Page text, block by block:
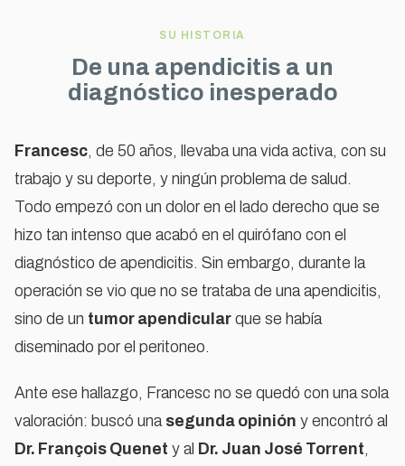
Para ver este vídeo acepta las cookies de
ACEPTAR COOKIES
SU HISTORIA
De una apendicitis a un
diagnóstico inesperado
Francesc, de 50 años, llevaba una vida activa, con su
trabajo y su deporte, y ningún problema de salud.
Todo empezó con un dolor en el lado derecho que se
hizo tan intenso que acabó en el quirófano con el
diagnóstico de apendicitis. Sin embargo, durante la
operación se vio que no se trataba de una apendicitis,
sino de un tumor apendicular que se había
diseminado por el peritoneo.
Ante ese hallazgo, Francesc no se quedó con una sola
valoración: buscó una segunda opinión y encontró al
Dr. François Quenet y al Dr. Juan José Torrent,